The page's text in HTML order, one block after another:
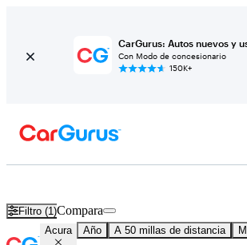
CarGurus: Autos nuevos y
Con Modo de concesionario
150K+
Filtro (1)Compara
Acura Año A 50 millas de distancia